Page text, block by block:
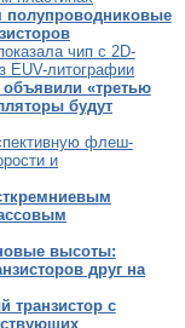
чип с 2D-
EUV-литографии
«третью
будут
флеш-
и
высоты:
друг на
транзистор с